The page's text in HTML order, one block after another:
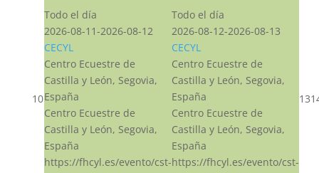
10
Todo el día
2026-08-11-2026-08-12
CECYL
Centro Ecuestre de
Castilla y León, Segovia,
España
Centro Ecuestre de
Castilla y León, Segovia,
España
https://fhcyl.es/evento/cst-
Todo el día
2026-08-12-2026-08-13
CECYL
Centro Ecuestre de
Castilla y León, Segovia,
España
Centro Ecuestre de
Castilla y León, Segovia,
España
https://fhcyl.es/evento/cst-
13